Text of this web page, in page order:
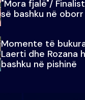
"Mora fjalë"/
së bashku në oborr
Momente të
Laerti dhe Rozana
bashku në pishinë